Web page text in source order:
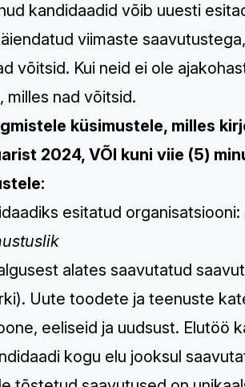
kandidaadid võib uuesti
viimaste
võitsid. Kui neid ei ole
nad võitsid.
küsimustele, milles
2024, VÕI kuni viie (5)
esitatud
alates saavutatud
​​Uute toodete ja teenuste
eeliseid ja uudsust. Elutöö
kogu elu jooksul